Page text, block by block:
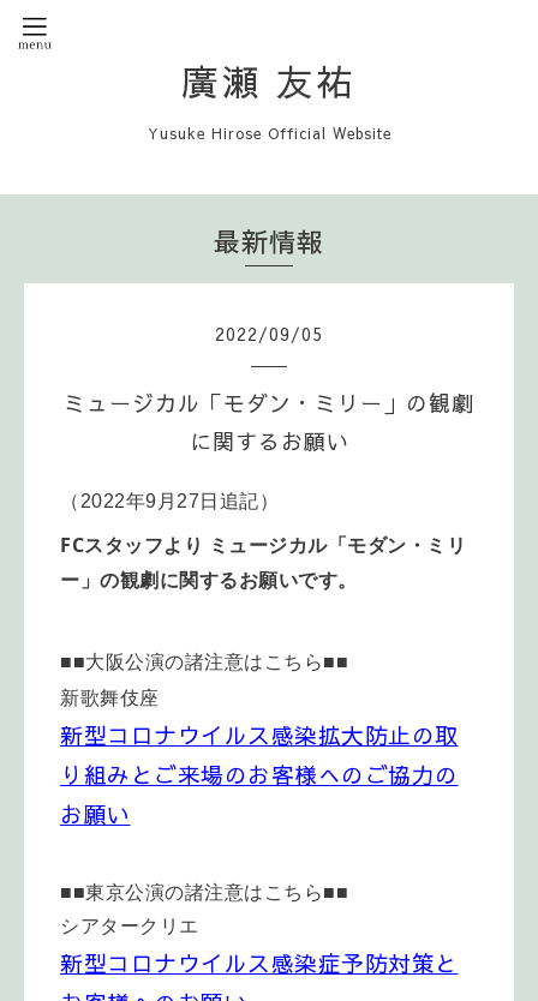
廣瀬 友祐
Yusuke Hirose Official Website
最新情報
2022/09/05
ミュージカル「モダン・ミリー」の観劇
に関するお願い
（2022年9月27日追記）
FCスタッフより ミュージカル「モダン・ミリ
ー」の観劇に関するお願いです。
■■大阪公演の諸注意はこちら■■
新歌舞伎座
新型コロナウイルス感染拡大防止の取
り組みとご来場のお客様へのご協力の
お願い
■■東京公演の諸注意はこちら■■
シアタークリエ
新型コロナウイルス感染症予防対策と